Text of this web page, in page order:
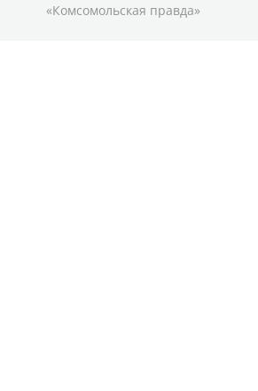
«Комсомольская правда»